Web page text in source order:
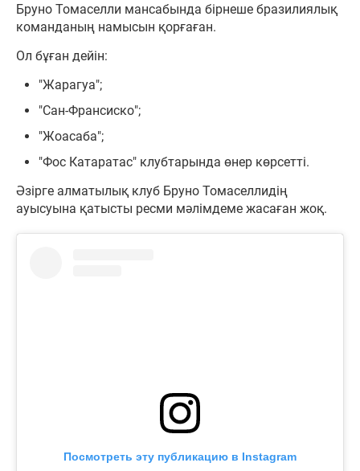
Бруно Томаселли мансабында бірнеше бразилиялық
команданың намысын қорғаған.
Ол бұған дейін:
"Жарагуа";
"Сан-Франсиско";
"Жоасаба";
"Фос Катаратас" клубтарында өнер көрсетті.
Әзірге алматылық клуб Бруно Томаселлидің
ауысуына қатысты ресми мәлімдеме жасаған жоқ.
Посмотреть эту публикацию в Instagram